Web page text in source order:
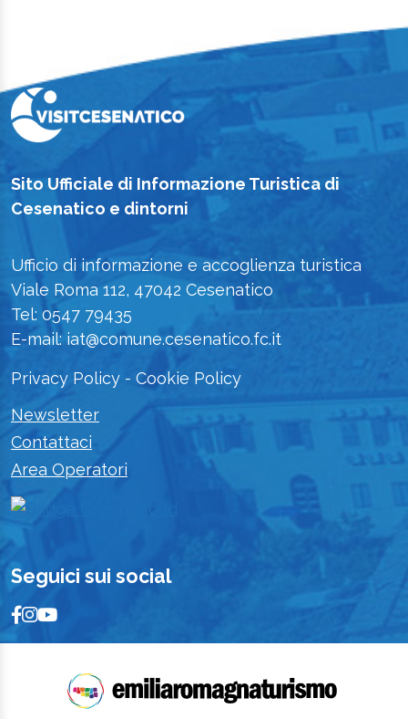
Sito Ufficiale di Informazione Turistica di
Cesenatico e dintorni
Ufficio di informazione e accoglienza turistica
Viale Roma 112, 47042 Cesenatico
Tel: 0547 79435
E-mail: iat@comune.cesenatico.fc.it
Privacy Policy - Cookie Policy
Newsletter
Contattaci
Area Operatori
Seguici sui social